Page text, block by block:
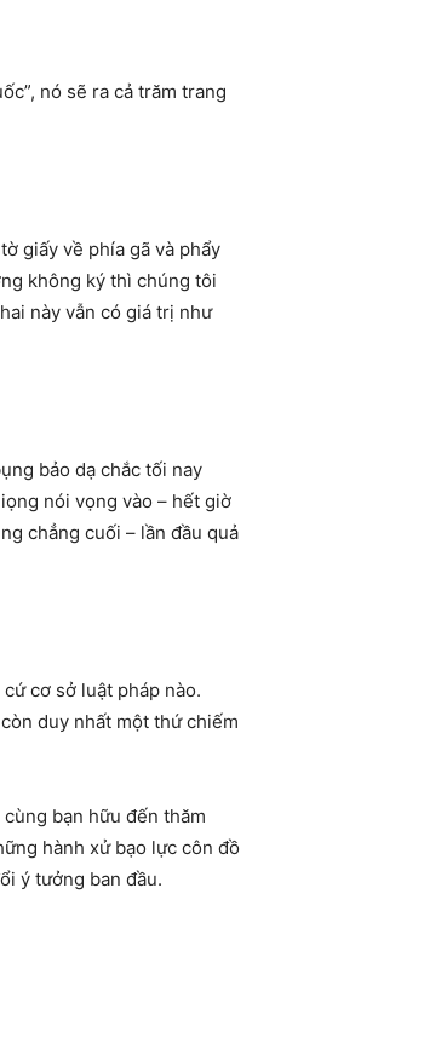
nó sẽ ra cả trăm trang
giấy về phía gã và phẩy
không ký thì chúng tôi
này vẫn có giá trị như
bảo dạ chắc tối nay
nói vọng vào – hết giờ
chẳng cuối – lần đầu quả
cơ sở luật pháp nào.
duy nhất một thứ chiếm
bạn hữu đến thăm
hành xử bạo lực côn đồ
ý tưởng ban đầu.